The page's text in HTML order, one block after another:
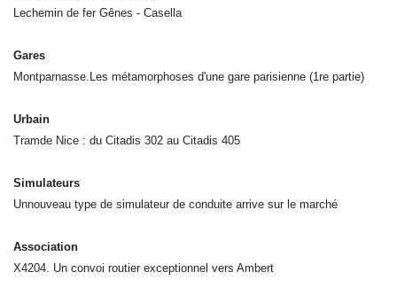
Lechemin de fer Gênes - Casella
Gares
Montparnasse.Les métamorphoses d'une gare parisienne (1re partie)
Urbain
Tramde Nice : du Citadis 302 au Citadis 405
Simulateurs
Unnouveau type de simulateur de conduite arrive sur le marché
Association
X4204. Un convoi routier exceptionnel vers Ambert